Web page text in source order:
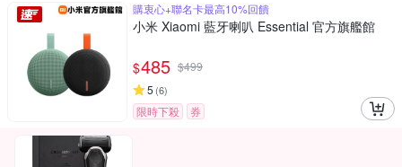
購衷心+聯名卡最高10%回饋
小米 Xiaomi 藍牙喇叭 Essential 官方旗艦館
$485 $499
5 (6)
限時下殺 券